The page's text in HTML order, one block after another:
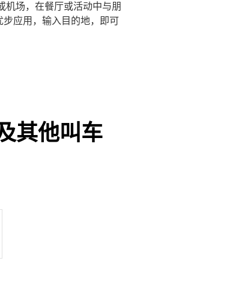
场，在餐厅或活动中与朋
应用，输入目的地，即可
其他叫车